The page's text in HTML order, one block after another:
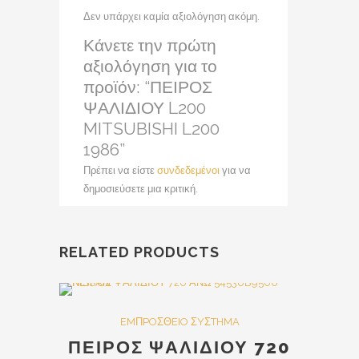
Δεν υπάρχει καμία αξιολόγηση ακόμη.
Κάνετε την πρώτη
αξιολόγηση για το
προϊόν: “ΠΕΙΡΟΣ
ΨΑΛΙΔΙΟΥ L200
MITSUBISHI L200
1986”
Πρέπει να είστε συνδεδεμένοι για να
δημοσιεύσετε μια κριτική.
RELATED PRODUCTS
Out Of Stock
EMΠPOΣΘEIO ΣYΣTHMA
ΠΕΙΡΟΣ ΨΑΛΙΔΙΟΥ 720